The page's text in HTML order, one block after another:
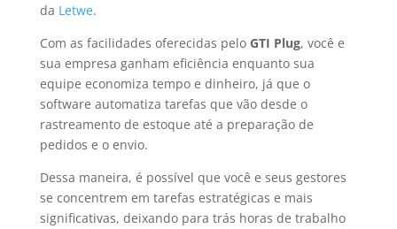
da Letwe.
Com as facilidades oferecidas pelo GTI Plug, você e
sua empresa ganham eficiência enquanto sua
equipe economiza tempo e dinheiro, já que o
software automatiza tarefas que vão desde o
rastreamento de estoque até a preparação de
pedidos e o envio.
Dessa maneira, é possível que você e seus gestores
se concentrem em tarefas estratégicas e mais
significativas, deixando para trás horas de trabalho